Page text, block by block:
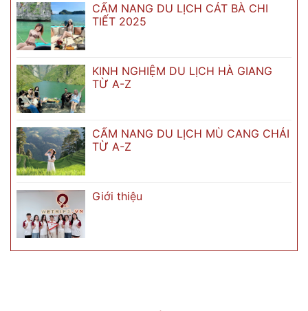
CẨM NANG DU LỊCH CÁT BÀ CHI
TIẾT 2025
KINH NGHIỆM DU LỊCH HÀ GIANG
TỪ A-Z
CẨM NANG DU LỊCH MÙ CANG CHẢI
TỪ A-Z
Giới thiệu